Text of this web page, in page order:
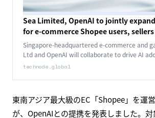
Sea Limited, OpenAI to jointly expand
for e-commerce Shopee users,
Singapore-headquartered e-commerce and
Ltd and OpenAI will collaborate to drive AI
Southeast Asia and Brazil, focusing on AI-
technode.global
東南アジア最大級のEC「Shopee」を運
が、OpenAIとの提携を発表しました。対